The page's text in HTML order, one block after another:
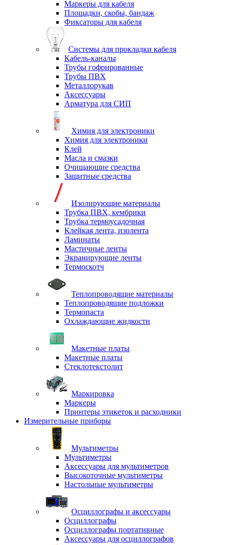
Маркеры для кабеля
Площадки, скобы, бандаж
Фиксаторы для кабеля
Системы для прокладки кабеля
Кабель-каналы
Трубы гофрированные
Трубы ПВХ
Металлорукав
Аксессуары
Арматура для СИП
Химия для электроники
Химия для электроники
Клей
Масла и смазки
Очищающие средства
Защитные средства
Изолирующие материалы
Трубка ПВХ, кембрики
Трубка термоусадочная
Клейкая лента, изолента
Ламинаты
Мастичные ленты
Экранирующие ленты
Термоскотч
Теплопроводящие материалы
Теплопроводящие подложки
Термопаста
Охлаждающие жидкости
Макетные платы
Макетные платы
Стеклотекстолит
Маркировка
Маркеры
Принтеры этикеток и расходники
Измерительные приборы
Мультиметры
Мультиметры
Аксессуары для мультиметров
Высокоточные мультиметры
Настольные мультиметры
Осциллографы и аксессуары
Осциллографы
Осциллографы портативные
Аксессуары для осциллографов